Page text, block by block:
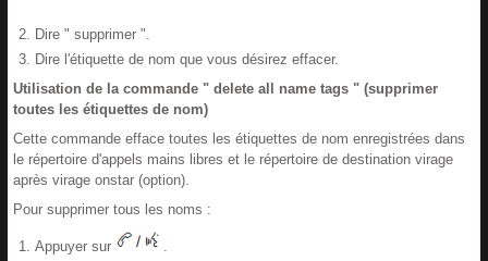
Dire " supprimer ".
Dire l'étiquette de nom que vous désirez effacer.
Utilisation de la commande " delete all name tags " (supprimer
toutes les étiquettes de nom)
Cette commande efface toutes les étiquettes de nom enregistrées dans
le répertoire d'appels mains libres et le répertoire de destination virage
après virage onstar (option).
Pour supprimer tous les noms :
Appuyer sur .